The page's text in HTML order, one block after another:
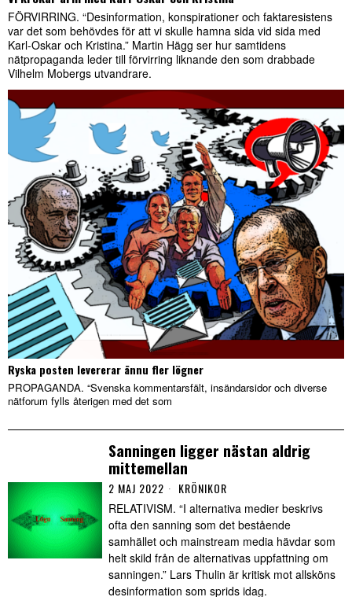
FÖRVIRRING. “Desinformation, konspirationer och faktaresistens
var det som behövdes för att vi skulle hamna sida vid sida med
Karl-Oskar och Kristina.” Martin Hägg ser hur samtidens
nätpropaganda leder till förvirring liknande den som drabbade
Vilhelm Mobergs utvandrare.
Ryska posten levererar ännu fler lögner
PROPAGANDA. “Svenska kommentarsfält, insändarsidor och diverse
nätforum fylls återigen med det som
Sanningen ligger nästan aldrig
mittemellan
2 MAJ 2022 KRÖNIKOR
RELATIVISM. “I alternativa medier beskrivs
ofta den sanning som det bestående
samhället och mainstream media hävdar som
helt skild från de alternativas uppfattning om
sanningen.” Lars Thulin är kritisk mot allsköns
desinformation som sprids idag.